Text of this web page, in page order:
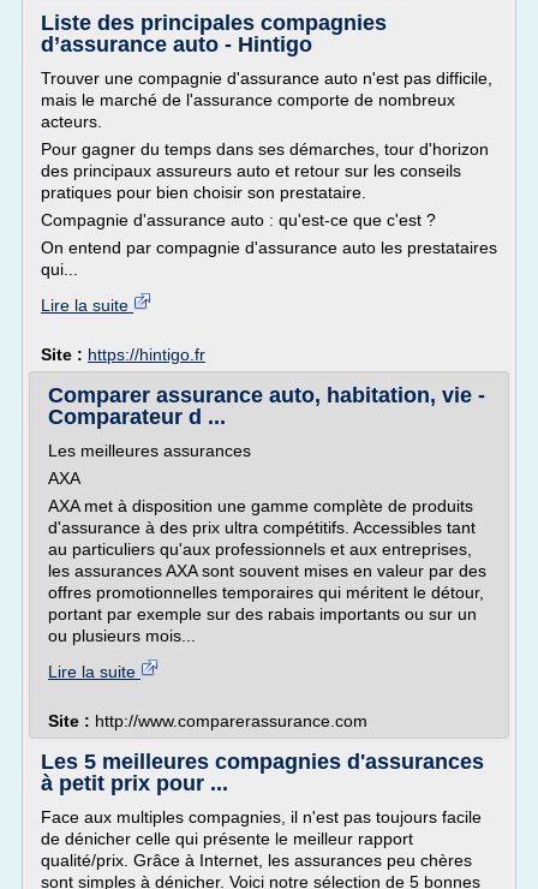
Liste des principales compagnies
d’assurance auto - Hintigo
Trouver une compagnie d'assurance auto n'est pas difficile,
mais le marché de l'assurance comporte de nombreux
acteurs.
Pour gagner du temps dans ses démarches, tour d'horizon
des principaux assureurs auto et retour sur les conseils
pratiques pour bien choisir son prestataire.
Compagnie d'assurance auto : qu'est-ce que c'est ?
On entend par compagnie d'assurance auto les prestataires
qui...
Lire la suite
Site : https://hintigo.fr
Comparer assurance auto, habitation, vie -
Comparateur d ...
Les meilleures assurances
AXA
AXA met à disposition une gamme complète de produits
d'assurance à des prix ultra compétitifs. Accessibles tant
au particuliers qu'aux professionnels et aux entreprises,
les assurances AXA sont souvent mises en valeur par des
offres promotionnelles temporaires qui méritent le détour,
portant par exemple sur des rabais importants ou sur un
ou plusieurs mois...
Lire la suite
Site : http://www.comparerassurance.com
Les 5 meilleures compagnies d'assurances
à petit prix pour ...
Face aux multiples compagnies, il n'est pas toujours facile
de dénicher celle qui présente le meilleur rapport
qualité/prix. Grâce à Internet, les assurances peu chères
sont simples à dénicher. Voici notre sélection de 5 bonnes